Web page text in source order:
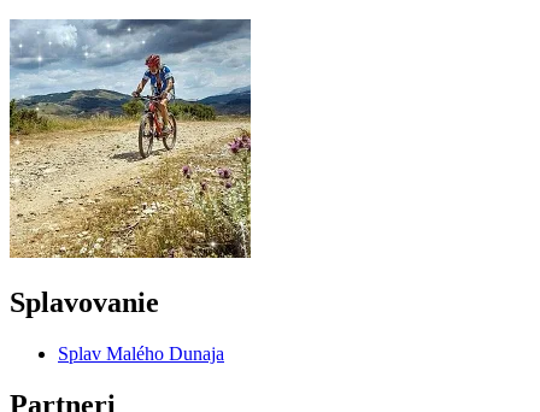
Splavovanie
Splav Malého Dunaja
Partneri